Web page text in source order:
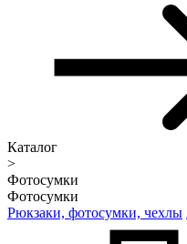
Каталог
>
Фотосумки
Фотосумки
Рюкзаки, фотосумки, чехлы